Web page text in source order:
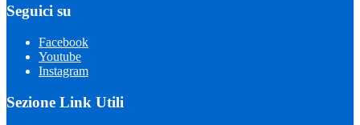
Seguici su
Facebook
Youtube
Instagram
Sezione Link Utili